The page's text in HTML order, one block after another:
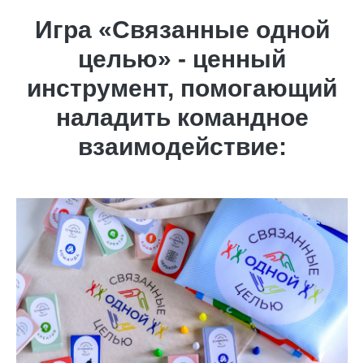
Игра «Связанные одной
целью» - ценный
инструмент, помогающий
наладить командное
взаимодействие: